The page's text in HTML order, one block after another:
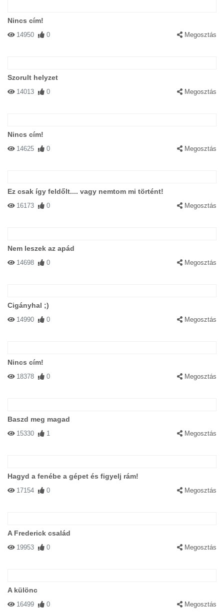
Nincs cím!
14950 0 Megosztás
Szorult helyzet
14013 0 Megosztás
Nincs cím!
14625 0 Megosztás
Ez csak így feldőlt.... vagy nemtom mi történt!
16173 0 Megosztás
Nem leszek az apád
14698 0 Megosztás
Cigányhal ;)
14990 0 Megosztás
Nincs cím!
18378 0 Megosztás
Baszd meg magad
15330 1 Megosztás
Hagyd a fenébe a gépet és figyelj rám!
17154 0 Megosztás
A Frederick család
19953 0 Megosztás
A különc
16499 0 Megosztás